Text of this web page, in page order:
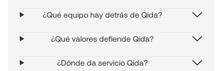
¿Qué equipo hay detrás de Qida?
¿Qué valores defiende Qida?
¿Dónde da servicio Qida?